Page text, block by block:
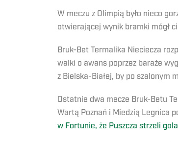
W meczu z Olimpią było nieco
otwierającej wynik bramki mógł
Bruk-Bet Termalika Nieciecza
walki o awans poprzez baraże
z Bielska-Białej, by po szalonym
Ostatnie dwa mecze Bruk-Betu
Wartą Poznań i Miedzią Legnica
w Fortunie, że Puszcza strzeli